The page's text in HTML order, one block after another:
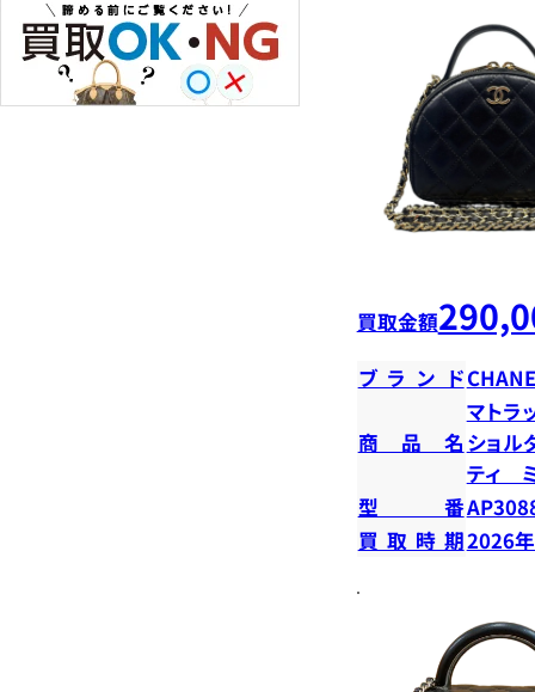
買取金額
ブランド
商品名
マトラ
ショ
ティ
型番
買取時期2026